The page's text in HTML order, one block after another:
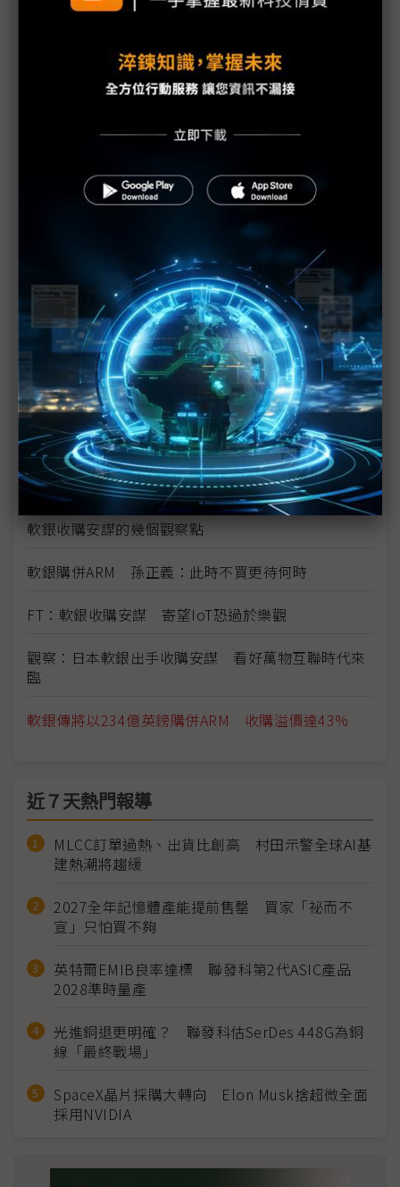
軟銀出手收購 台積電：不影響與安謀合作
軟銀收購安謀 英特爾恐面臨更難纏的競爭對手
安謀創辦人看軟銀收購：英科技史上悲傷的一日
日經：購併安謀 軟銀大玩財務槓桿
軟銀購併安謀效應：市場積極尋覓遭低估的晶片設計
軟銀大手筆購併安謀 對手是否出手競購待觀察
評析：鉅資收購ARM 軟銀見物聯網典範移轉機不可
失
電信業者擁抱物聯網 AT&T鎖定開發者社群建立生態
系
軟銀買下安謀 孫正義欲實現遠大夢想計畫
軟銀收購安謀的幾個觀察點
軟銀購併ARM 孫正義：此時不買更待何時
FT：軟銀收購安謀 寄望IoT恐過於樂觀
觀察：日本軟銀出手收購安謀 看好萬物互聯時代來
臨
軟銀傳將以234億英鎊購併ARM 收購溢價達43%
近７天熱門報導
MLCC訂單過熱、出貨比創高 村田示警全球AI基
建熱潮將趨緩
2027全年記憶體產能提前售罄 買家「祕而不
宣」只怕買不夠
英特爾EMIB良率達標 聯發科第2代ASIC產品
2028準時量產
光進銅退更明確？ 聯發科估SerDes 448G為銅
線「最終戰場」
SpaceX晶片採購大轉向 Elon Musk捨超微全面
採用NVIDIA